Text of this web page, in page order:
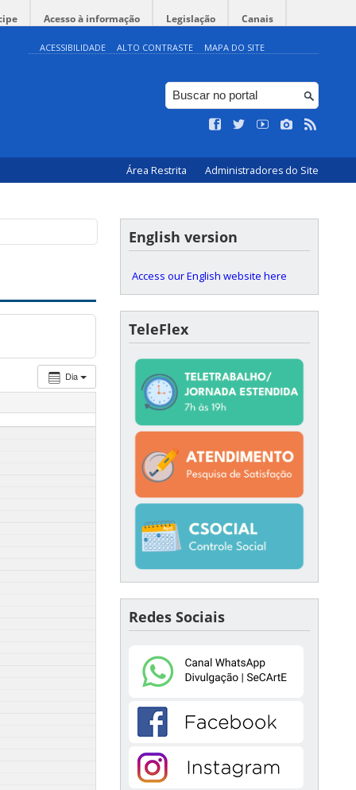
Acesso à informação Legislação Canais
ACESSIBILIDADE ALTO CONTRASTE MAPA DO SITE
Área Restrita Administradores do Site
Dia
English version
Access our English website here
TeleFlex
Redes Sociais